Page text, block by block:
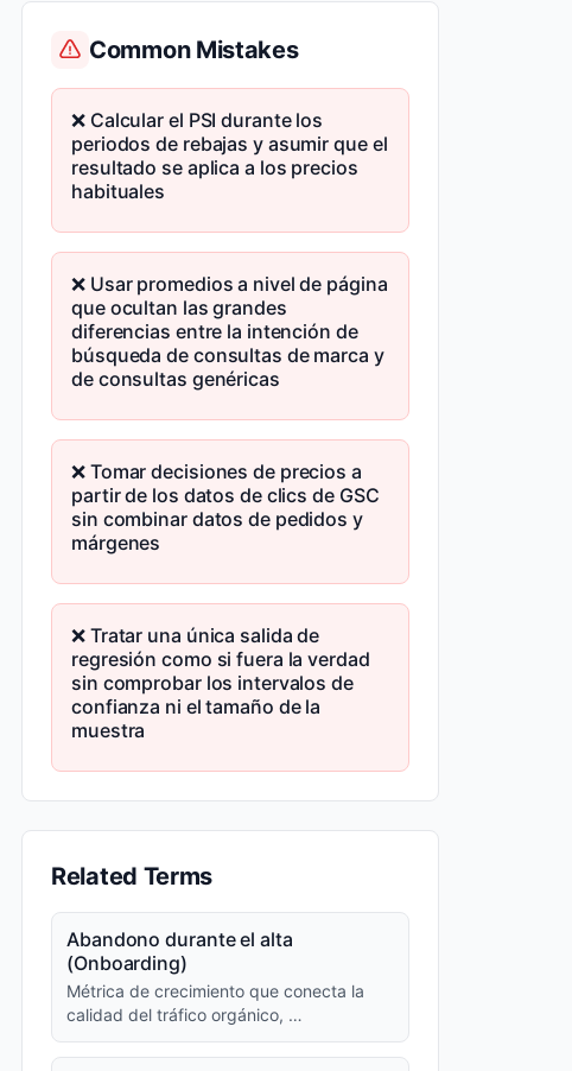
Common Mistakes
❌ Calcular el PSI durante los
periodos de rebajas y asumir que el
resultado se aplica a los precios
habituales
❌ Usar promedios a nivel de página
que ocultan las grandes
diferencias entre la intención de
búsqueda de consultas de marca y
de consultas genéricas
❌ Tomar decisiones de precios a
partir de los datos de clics de GSC
sin combinar datos de pedidos y
márgenes
❌ Tratar una única salida de
regresión como si fuera la verdad
sin comprobar los intervalos de
confianza ni el tamaño de la
muestra
Related Terms
Abandono durante el alta
(Onboarding)
Métrica de crecimiento que conecta la
calidad del tráfico orgánico, …